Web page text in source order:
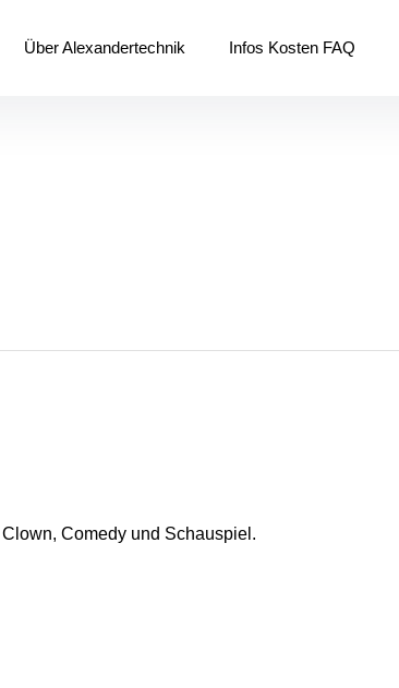
Über Alexandertechnik Infos Kosten FAQ
Comedy und Schauspiel.